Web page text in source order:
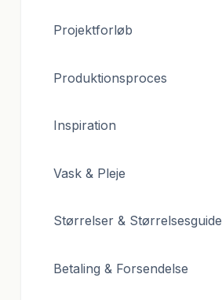
Projektforløb
Produktionsproces
Inspiration
Vask & Pleje
Størrelser & Størrelsesguide
Betaling & Forsendelse